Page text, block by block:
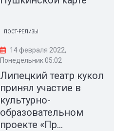
ПОСТ-РЕЛИЗЫ
14 февраля 2022,
Понедельник 05:02
Липецкий театр кукол
принял участие в
культурно-
образовательном
проекте «Пр...